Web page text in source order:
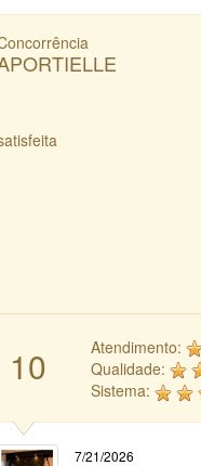
10
Atendimento:
Qualidade:
Sistema:
7/21/2026